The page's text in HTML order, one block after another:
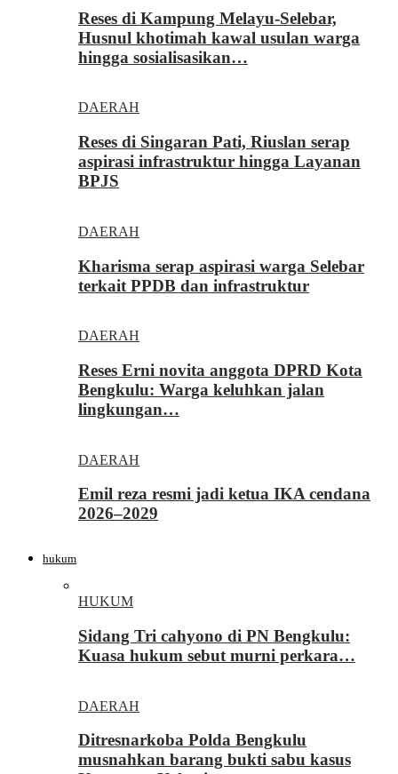
Reses di Kampung Melayu-Selebar,
Husnul khotimah kawal usulan warga
hingga sosialisasikan…
DAERAH
Reses di Singaran Pati, Riuslan serap
aspirasi infrastruktur hingga Layanan
BPJS
DAERAH
Kharisma serap aspirasi warga Selebar
terkait PPDB dan infrastruktur
DAERAH
Reses Erni novita anggota DPRD Kota
Bengkulu: Warga keluhkan jalan
lingkungan…
DAERAH
Emil reza resmi jadi ketua IKA cendana
2026–2029
hukum
HUKUM
Sidang Tri cahyono di PN Bengkulu:
Kuasa hukum sebut murni perkara…
DAERAH
Ditresnarkoba Polda Bengkulu
musnahkan barang bukti sabu kasus